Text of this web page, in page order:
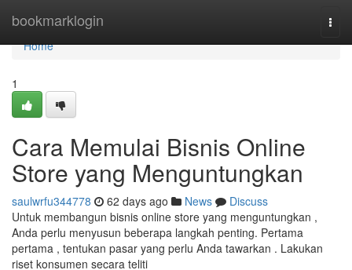
bookmarklogin
Home
Home
1
Cara Memulai Bisnis Online
Store yang Menguntungkan
saulwrfu344778 62 days ago News
Discuss
Untuk membangun bisnis online store yang menguntungkan ,
Anda perlu menyusun beberapa langkah penting. Pertama
pertama , tentukan pasar yang perlu Anda tawarkan . Lakukan
riset konsumen secara teliti